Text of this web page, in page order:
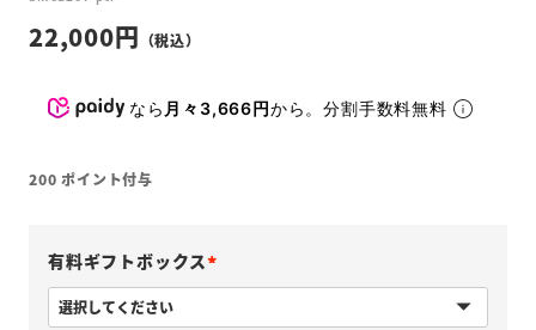
22,000
なら 月々3,666円から。分割手数料無料
200 ポイント付与
有料ギフトボックス